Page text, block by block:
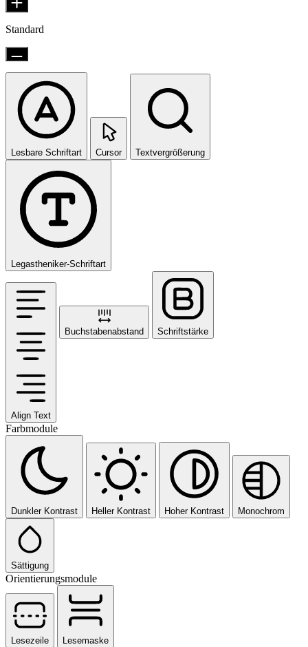
Standard
Lesbare Schriftart Cursor Textvergrößerung
Legastheniker-Schriftart
Align Text
Buchstabenabstand Schriftstärke
Farbmodule
Dunkler Kontrast Heller Kontrast Hoher Kontrast Monochrom
Sättigung
Orientierungsmodule
Lesezeile Lesemaske